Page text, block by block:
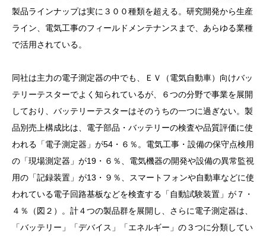
製品ラインナップは実に３００種類を超える。研究開発から生産
ライン、電気工事のフィールドメンテナンスまで、あらゆる業種
で活用されている。
同社は主力の電子測定器の中でも、ＥＶ（電気自動車）向けバッ
テリーテスターでよく知られているが、６つの分野で事業を展開
しており、バッテリーテスターはそのうちの一つに過ぎない。製
品別売上構成比は、電子部品・バッテリーの検査や品質評価に使
われる「電子測定器」が54・６％。電気工事・設備の保守点検用
の「現場測定器」が19・６％、電気機器の開発や設備の異常監視
用の「記録装置」が13・９％、スマートフォンや自動車などに使
われている電子回路基板などを検査する「自動試験装置」が７・
４％（図２）。計４つの製品群を展開し、さらに電子測定器は、
「バッテリー」「デバイス」「エネルギー」の３つに分類してい